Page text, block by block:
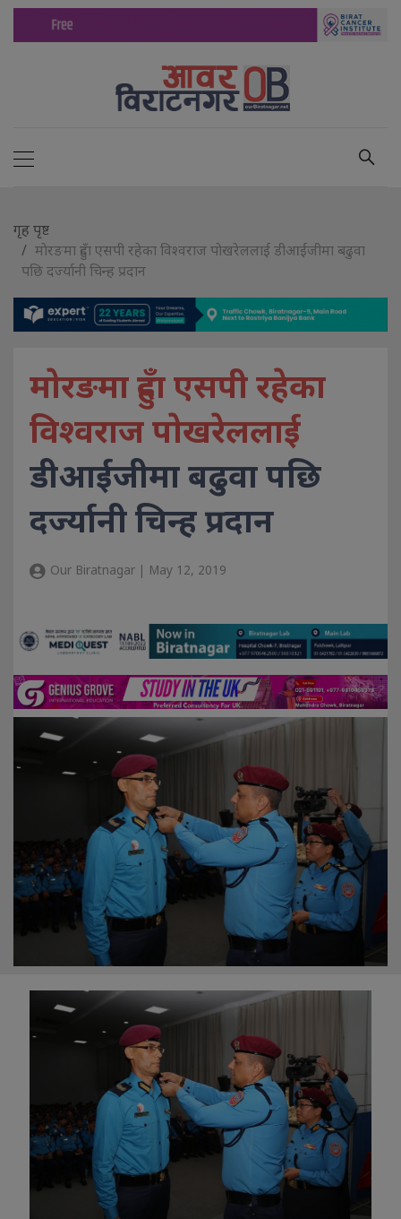
गृह पृष्ट
माेरङमा हुँदा एसपी रहेका विश्वराज पाेखरेललाई डीआईजीमा बढुवा
पछि दर्ज्यानी चिन्ह प्रदान
माेरङमा हुँदा एसपी रहेका
विश्वराज पाेखरेललाई
डीआईजीमा बढुवा पछि
दर्ज्यानी चिन्ह प्रदान
Our Biratnagar | May 12, 2019